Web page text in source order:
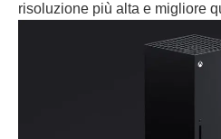
risoluzione più alta e migliore